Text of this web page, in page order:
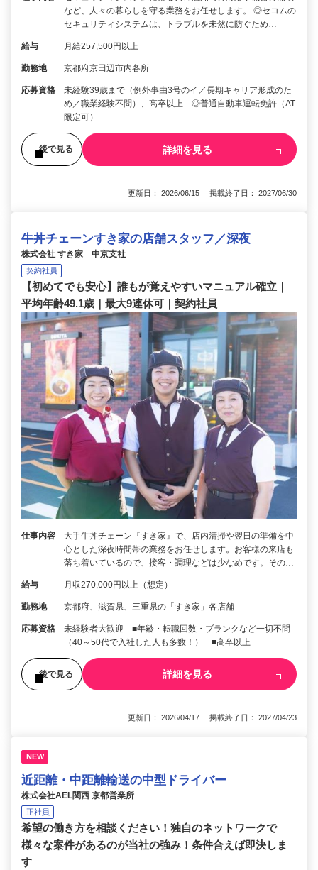
など、人々の暮らしを守る業務をお任せします。 ◎セコムの
セキュリティシステムは、トラブルを未然に防ぐため…
給与 月給257,500円以上
勤務地 京都府京田辺市内各所
応募資格
未経験39歳まで（例外事由3号のイ／長期キャリア形成のた
め／職業経験不問）、高卒以上 ◎普通自動車運転免許（AT
限定可）
後で見る 詳細を見る
更新日： 2026/06/15 掲載終了日： 2027/06/30
牛丼チェーンすき家の店舗スタッフ／深夜
株式会社 すき家 中京支社
契約社員
【初めてでも安心】誰もが覚えやすいマニュアル確立｜
平均年齢49.1歳｜最大9連休可｜契約社員
仕事内容
大手牛丼チェーン『すき家』で、店内清掃や翌日の準備を中
心とした深夜時間帯の業務をお任せします。お客様の来店も
落ち着いているので、接客・調理などは少なめです。その…
給与 月収270,000円以上（想定）
勤務地 京都府、滋賀県、三重県の「すき家」各店舗
応募資格
未経験者大歓迎 ■年齢・転職回数・ブランクなど一切不問
（40～50代で入社した人も多数！） ■高卒以上
後で見る 詳細を見る
更新日： 2026/04/17 掲載終了日： 2027/04/23
NEW
近距離・中距離輸送の中型ドライバー
株式会社AEL関西 京都営業所
正社員
希望の働き方を相談ください！独自のネットワークで
様々な案件があるのが当社の強み！条件合えば即決しま
す